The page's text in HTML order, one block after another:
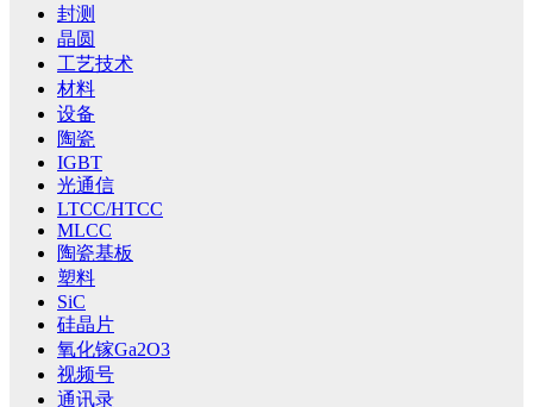
封测
晶圆
工艺技术
材料
设备
陶瓷
IGBT
光通信
LTCC/HTCC
MLCC
陶瓷基板
塑料
SiC
硅晶片
氧化镓Ga2O3
视频号
通讯录